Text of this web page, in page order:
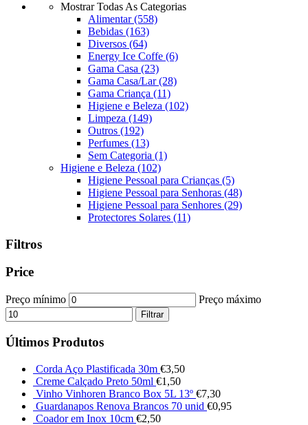
Mostrar Todas As Categorias
Alimentar(558)
Bebidas (163)
Diversos (64)
Energy Ice Coffe (6)
Gama Casa (23)
Gama Casa/Lar(28)
Gama Criança (11)
Higiene e Beleza (102)
Limpeza (149)
Outros (192)
Perfumes (13)
Sem Categoria (1)
Higiene e Beleza (102)
Higiene Pessoal para Crianças (5)
Higiene Pessoal para Senhoras (48)
Higiene Pessoal para Senhores (29)
Protectores Solares (11)
Filtros
Price
Preço mínimo Preço máximo
Filtrar
Últimos Produtos
Corda Aço Plastificada 30m €3,50
Creme Calçado Preto 50ml €1,50
Vinho Vinhoren Branco Box 5L 13º €7,30
Guardanapos Renova Brancos 70 unid €0,95
Coador em Inox 10cm €2,50